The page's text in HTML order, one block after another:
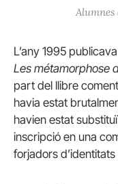
L’any 1995
Les métamorphose
part del llibre
havia estat
havien estat
inscripció en una
forjadors d’identitats